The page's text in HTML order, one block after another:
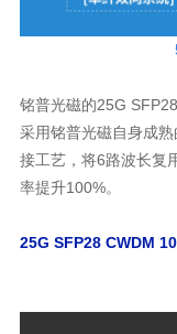
率提升100%。
25G SFP28 CWDM